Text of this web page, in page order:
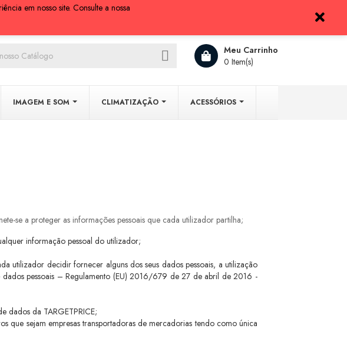
Meu Carrinho
0 Item(s)

IMAGEM E SOM CLIMATIZAÇÃO ACESSÓRIOS
se a proteger as informações pessoais que cada utilizador partilha;
informação pessoal do utilizador;
utilizador decidir fornecer alguns dos seus dados pessoais, a utilização
dados pessoais –Regulamento (EU) 2016/679 de 27 de abril de 2016 -
dados da TARGETPRICE;
que sejam empresas transportadoras de mercadorias tendo como única
em nosso site. Consulte a nossa